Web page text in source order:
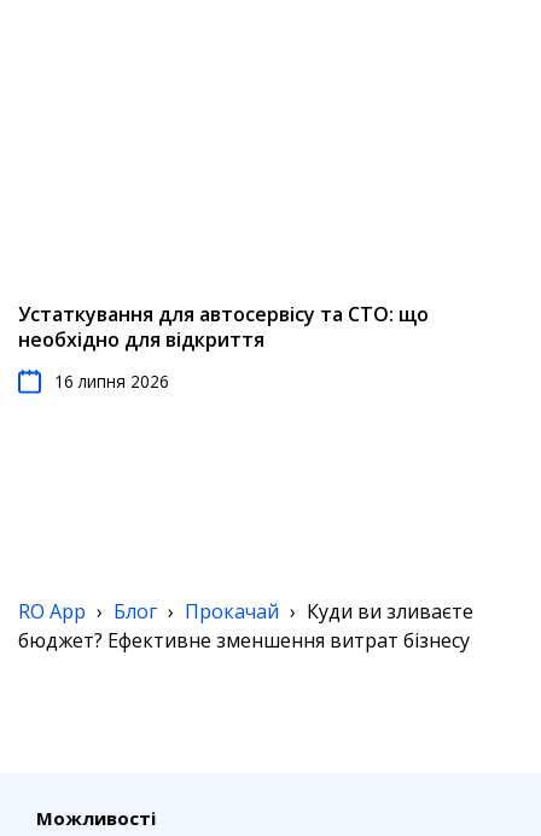
Устаткування для автосервісу та СТО: що
необхідно для відкриття
16 липня 2026
RO App › Блог › Прокачай › Куди ви зливаєте
бюджет? Ефективне зменшення витрат бізнесу
Можливості